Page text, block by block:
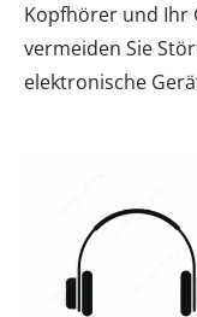
Kopfhörer und Ihr
vermeiden Sie
elektronische